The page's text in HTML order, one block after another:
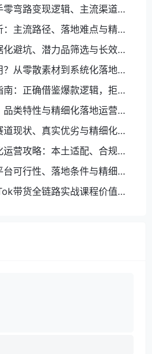
弯路变现逻辑、主流渠道与
主流路径、落地难点与精细
避坑、潜力品筛选与长效盈
从零散素材到系统化落地运
：正确借鉴爆款逻辑，拒绝
类特性与精细化落地运营指
现状、真实优劣与精细化运
营攻略：本土适配、合规落
可行性、落地条件与精细化
带货全链路实战课程价值与